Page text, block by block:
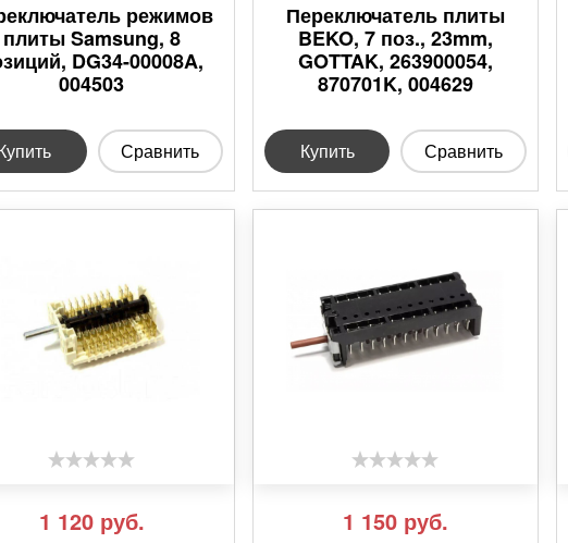
режимов
плиты Samsung, 8
DG34-00008A,
004503
Сравнить
Переключатель плиты
BEKO, 7 поз., 23mm,
GOTTAK, 263900054,
870701K, 004629
Купить Сравнить
1 120 руб. 1 150 руб.